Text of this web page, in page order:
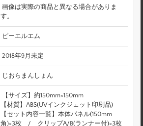
画像は実際の商品と異なる場合がありま
す。
ピーエルエム
2018年9月未定
じおらまんしょん
【サイズ】約150mm×150mm
【材質】ABS(UVインクジェット印刷品)
【セット内容一覧】本体パネル(150mm
角)×3枚 / クリップA/B(ランナー付)×3枚